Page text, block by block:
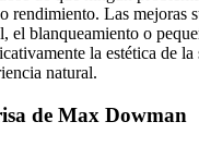
rendimiento. Las mejoras
el blanqueamiento o
la estética de la
natural.
de Max Dowman